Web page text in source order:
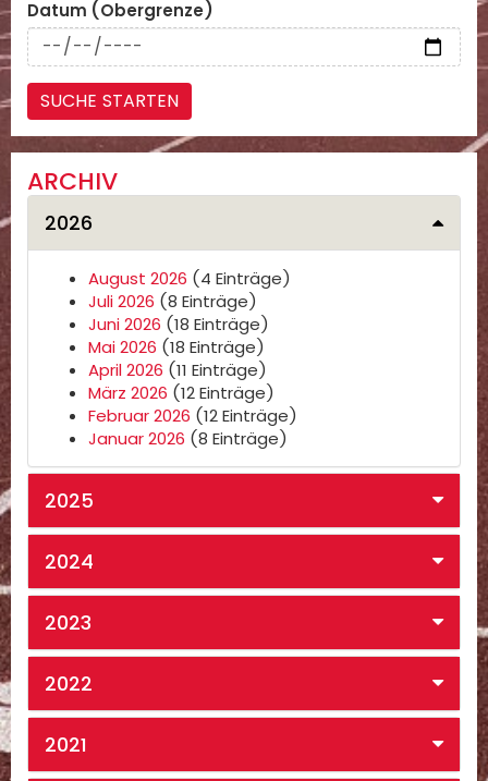
Datum (Obergrenze)
ARCHIV
2026
August 2026 (4 Einträge)
Juli 2026 (8 Einträge)
Juni 2026 (18 Einträge)
Mai 2026 (18 Einträge)
April 2026 (11 Einträge)
März 2026 (12 Einträge)
Februar 2026 (12 Einträge)
Januar 2026 (8 Einträge)
2025
2024
2023
2022
2021